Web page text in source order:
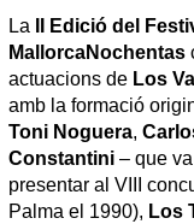
La
II Edició del
MallorcaNochentas
actuacions de Los
amb la formació
Toni Noguera,
Constantini – que
presentar al VIII
Palma el 1990), Los